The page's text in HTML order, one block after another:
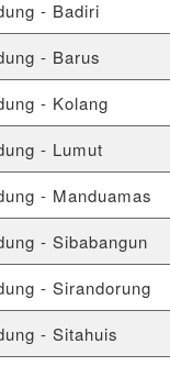
- Badiri
- Barus
- Kolang
- Lumut
- Manduamas
- Sibabangun
- Sirandorung
- Sitahuis